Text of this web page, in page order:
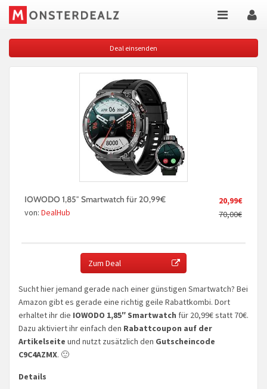
Deal einsenden
20,99€
70,00€
IOWODO 1,85″ Smartwatch für 20,99€
von: DealHub
Zum Deal
Sucht hier jemand gerade nach einer günstigen Smartwatch? Bei
Amazon gibt es gerade eine richtig geile Rabattkombi. Dort
erhaltet ihr die IOWODO 1,85″ Smartwatch für 20,99€ statt 70€.
Dazu aktiviert ihr einfach den Rabattcoupon auf der
Artikelseite und nutzt zusätzlich den Gutscheincode
C9C4AZMX. 🙂
Details